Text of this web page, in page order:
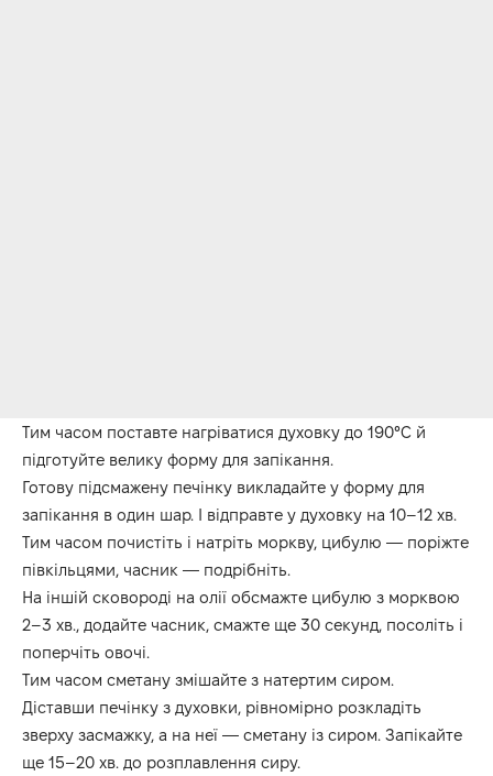
Тим часом поставте нагріватися духовку до 190°C й
підготуйте велику форму для запікання.
Готову підсмажену печінку викладайте у форму для
запікання в один шар. І відправте у духовку на 10–12 хв.
Тим часом почистіть і натріть моркву, цибулю — поріжте
півкільцями, часник — подрібніть.
На іншій сковороді на олії обсмажте цибулю з морквою
2–3 хв., додайте часник, смажте ще 30 секунд, посоліть і
поперчіть овочі.
Тим часом сметану змішайте з натертим сиром.
Діставши печінку з духовки, рівномірно розкладіть
зверху засмажку, а на неї — сметану із сиром. Запікайте
ще 15–20 хв. до розплавлення сиру.